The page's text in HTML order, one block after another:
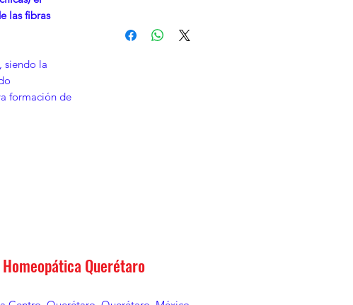
las fibras
siendo la
formación de
Si no se administra todo el producto, deséchese el
Querétaro